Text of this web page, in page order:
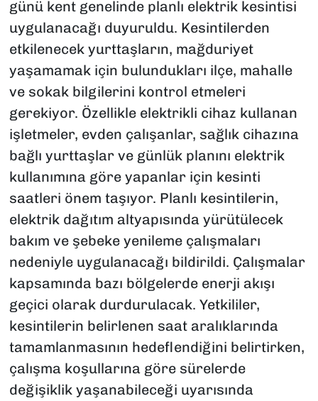
günü kent genelinde planlı elektrik kesintisi
uygulanacağı duyuruldu. Kesintilerden
etkilenecek yurttaşların, mağduriyet
yaşamamak için bulundukları ilçe, mahalle
ve sokak bilgilerini kontrol etmeleri
gerekiyor. Özellikle elektrikli cihaz kullanan
işletmeler, evden çalışanlar, sağlık cihazına
bağlı yurttaşlar ve günlük planını elektrik
kullanımına göre yapanlar için kesinti
saatleri önem taşıyor. Planlı kesintilerin,
elektrik dağıtım altyapısında yürütülecek
bakım ve şebeke yenileme çalışmaları
nedeniyle uygulanacağı bildirildi. Çalışmalar
kapsamında bazı bölgelerde enerji akışı
geçici olarak durdurulacak. Yetkililer,
kesintilerin belirlenen saat aralıklarında
tamamlanmasının hedeflendiğini belirtirken,
çalışma koşullarına göre sürelerde
değişiklik yaşanabileceği uyarısında